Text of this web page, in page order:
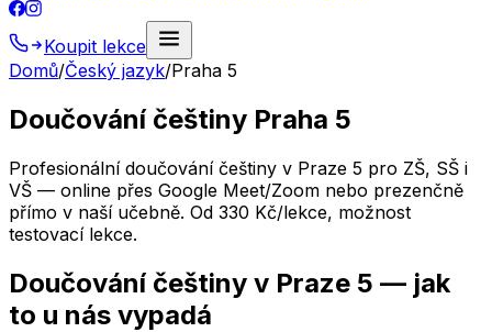
Koupit lekce
Domů/Český jazyk/Praha 5
Doučování češtiny Praha 5
Profesionální doučování češtiny v Praze 5 pro ZŠ, SŠ i
VŠ — online přes Google Meet/Zoom nebo prezenčně
přímo v naší učebně. Od 330 Kč/lekce, možnost
testovací lekce.
Doučování češtiny v Praze 5 — jak
to u nás vypadá